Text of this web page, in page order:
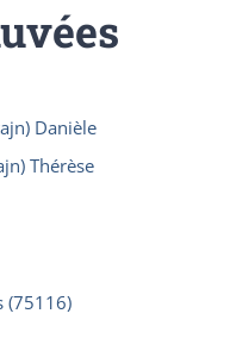
Danièle
Thérèse
(75116)